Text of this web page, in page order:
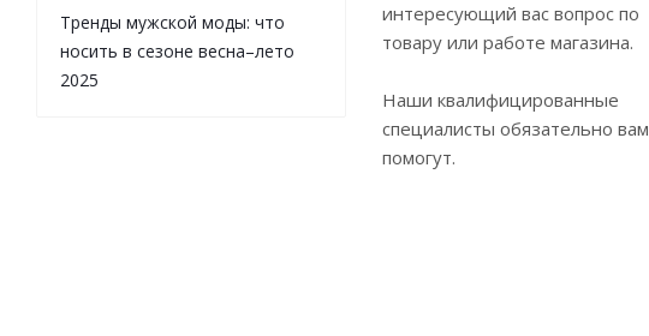
интересующий вас вопрос по
товару или работе магазина.
Наши квалифицированные
специалисты обязательно вам
помогут.
Тренды мужской моды: что
носить в сезоне весна–лето
2025